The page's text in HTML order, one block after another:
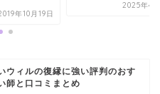
年10月19日
2025年4
ウィルの復縁に強い評判のおす
師と口コミまとめ